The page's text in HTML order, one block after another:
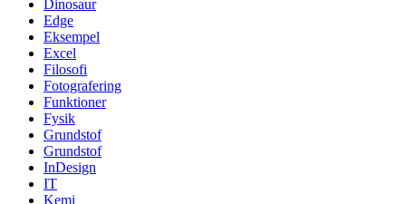
Dinosaur
Edge
Eksempel
Excel
Filosofi
Fotografering
Funktioner
Fysik
Grundstof
Grundstof
InDesign
IT
Kemi